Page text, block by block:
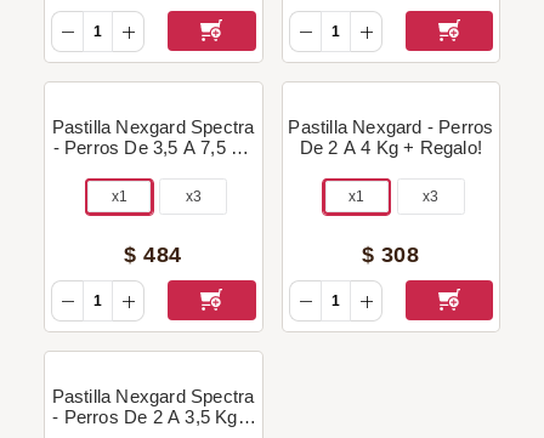
Pastilla Nexgard Spectra
- Perros De 3,5 A 7,5 Kg
x1 x3
$ 484
Pastilla Nexgard - Perros
De 2 A 4 Kg + Regalo!
x1 x3
$ 308
Pastilla Nexgard Spectra
- Perros De 2 A 3,5 Kg +